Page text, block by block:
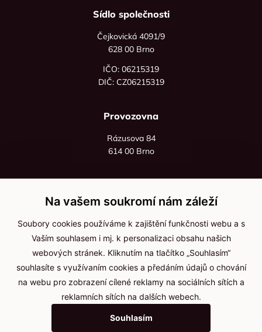
Sídlo společnosti
Čejkovická 4091/9
628 00 Brno
IČO: 06215319
DIČ: CZ06215319
Provozovna
Rázusova 84
614 00 Brno
+420 736 535 066
Po - pá: 8:00 - 16:00
info@jma-kam.cz
Důležité informace
Ochrana osobních údajů
Cookies
Na vašem soukromí nám záleží
Soubory cookies používáme k zajištění funkčnosti webu a s
Vaším souhlasem i mj. k personalizaci obsahu našich
webových stránek. Kliknutím na tlačítko „Souhlasím“
souhlasíte s využívaním cookies a předáním údajů o chování
na webu pro zobrazení cílené reklamy na sociálních sítích a
reklamních sítích na dalších webech.
Souhlasím